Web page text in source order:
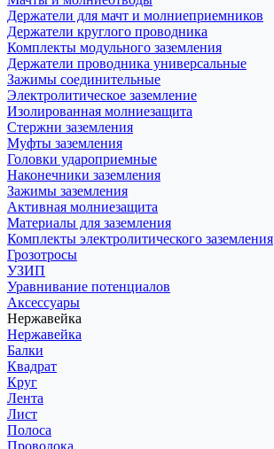
Держатели для мачт и молниеприемников
Держатели круглого проводника
Комплекты модульного заземления
Держатели проводника универсальные
Зажимы соединительные
Электролитическое заземление
Изолированная молниезащита
Стержни заземления
Муфты заземления
Головки удароприемные
Наконечники заземления
Зажимы заземления
Активная молниезащита
Материалы для заземления
Комплекты электролитического заземления
Грозотросы
УЗИП
Уравнивание потенциалов
Аксессуары
Нержавейка
Нержавейка
Балки
Квадрат
Круг
Лента
Лист
Полоса
Проволока